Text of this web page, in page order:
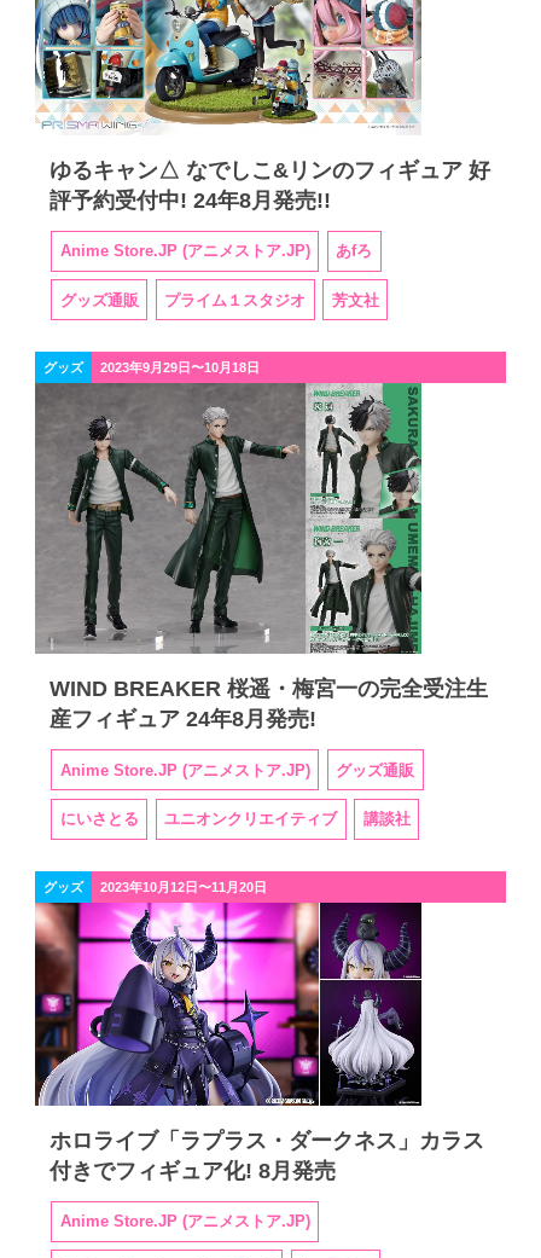
ゆるキャン△ なでしこ&リンのフィギュア 好
評予約受付中! 24年8月発売!!
Anime Store.JP (アニメストア.JP) あfろ
グッズ通販 プライム１スタジオ 芳文社
グッズ 2023年9月29日〜10月18日
WIND BREAKER 桜遥・梅宮一の完全受注生
産フィギュア 24年8月発売!
Anime Store.JP (アニメストア.JP) グッズ通販
にいさとる ユニオンクリエイティブ 講談社
グッズ 2023年10月12日〜11月20日
ホロライブ「ラプラス・ダークネス」カラス
付きでフィギュア化! 8月発売
Anime Store.JP (アニメストア.JP)